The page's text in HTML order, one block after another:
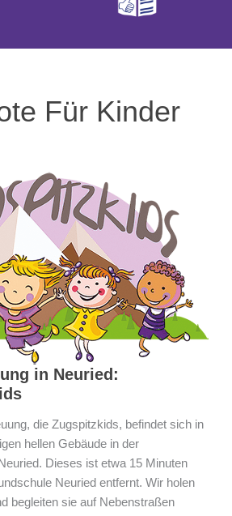
Für Kinder
in Neuried:
die Zugspitzkids, befindet sich in
hellen Gebäude in der
Dieses ist etwa 15 Minuten
Neuried entfernt. Wir holen
begleiten sie auf Nebenstraßen